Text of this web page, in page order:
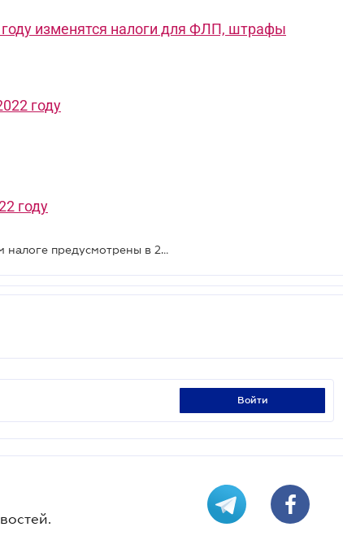
изменятся налоги для ФЛП, штрафы
году
году
Какие лимиты для ФОПов на едином налоге предусмотрены в 2022 году
войти